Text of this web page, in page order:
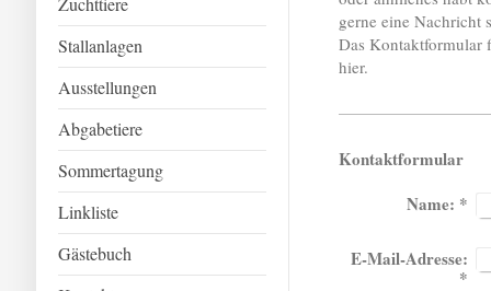
Stallanlagen
Ausstellungen
Abgabetiere
Sommertagung
Linkliste
Gästebuch
gerne eine Nachricht
Das Kontaktformular
hier.
Kontaktformular
Name: *
E-Mail-Adresse:
*